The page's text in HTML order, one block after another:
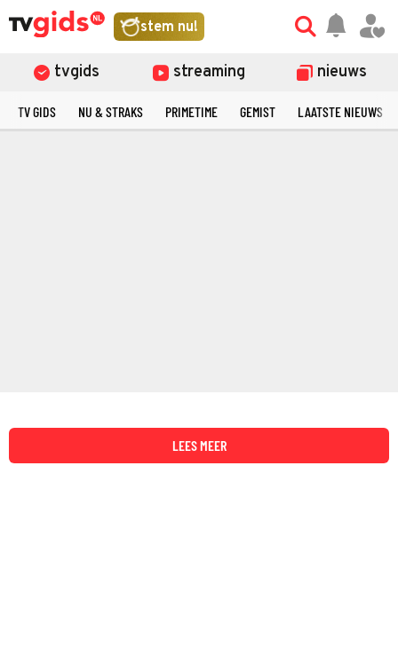
stem nu!
tvgids streaming nieuws
TV GIDS NU & STRAKS PRIMETIME GEMIST LAATSTE NIEUWS
LEES MEER